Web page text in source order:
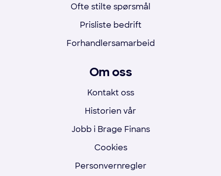
Ofte stilte spørsmål
Prisliste bedrift
Forhandlersamarbeid
Om oss
Kontakt oss
Historien vår
Jobb i Brage Finans
Cookies
Personvernregler